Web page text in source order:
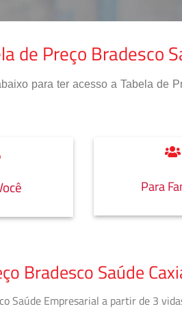
de Preço Bradesco
para ter acesso a Tabela de
Para
Bradesco Saúde
Saúde Empresarial a partir de 3